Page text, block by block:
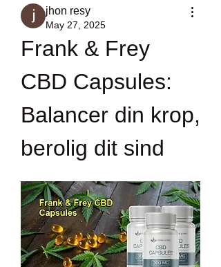
jhon resy
May 27, 2025
Frank & Frey
CBD Capsules:
Balancer din krop,
berolig dit sind